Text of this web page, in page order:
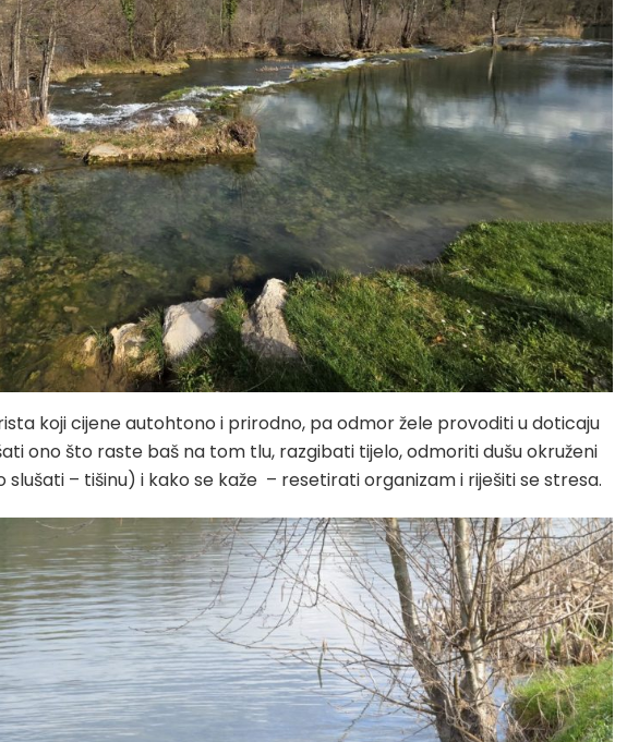
koji cijene autohtono i prirodno, pa odmor žele provoditi u doticaju
ono što raste baš na tom tlu, razgibati tijelo, odmoriti dušu okruženi
– tišinu) i kako se kaže – resetirati organizam i riješiti se stresa.